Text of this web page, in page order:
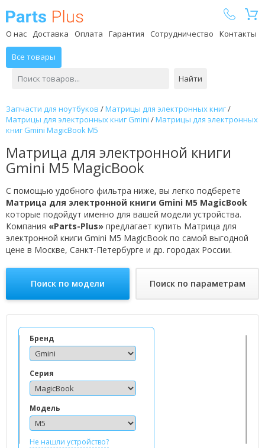
О нас Доставка Оплата Гарантия Сотрудничество Контакты
Все товары
Найти
Запчасти для ноутбуков /Матрицы для электронных книг/
Матрицы для электронных книг Gmini /Матрицы для электронных
книг Gmini MagicBook M5
Матрица для электронной книги
Gmini M5 MagicBook
С помощью удобного фильтра ниже, вы легко подберете
Матрица для электронной книги Gmini M5 MagicBook
которые подойдут именно для вашей модели устройства.
Компания «Parts-Plus» предлагает купить Матрица для
электронной книги Gmini M5 MagicBook по самой выгодной
цене в Москве, Санкт-Петербурге и др. городах России.
Поиск по модели Поиск по параметрам
Бренд
Серия
Модель
Не нашли устройство?